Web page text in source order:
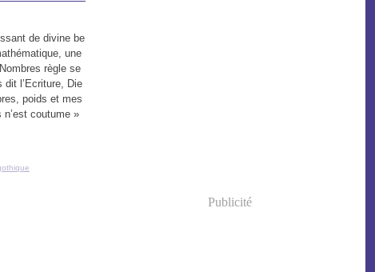
de divine be
une
règle se
l’Ecriture, Die
poids et mes
coutume »
Publicité